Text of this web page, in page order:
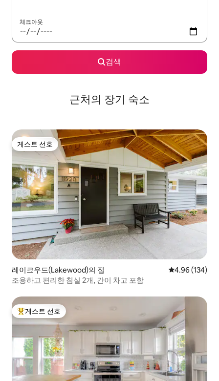
체크아웃
검색
근처의 장기 숙소
게스트 선호
게스트 선호
레이크우드(Lakewood)의 집 평점 4.96점(5
4.96 (134)
조용하고 편리한 침실 2개, 간이 차고 포함
상위 게스트 선호
게스트 선호